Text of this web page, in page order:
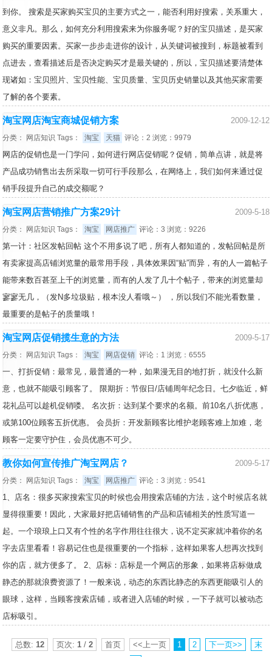
到你。 搜索是买家购买宝贝的主要方式之一，能否利用好搜索，关系重大，
意义非凡。那么，如何充分利用搜索来为你服务呢？好的宝贝描述，是买家
购买的重要因素。买家一步步走进你的设计，从关键词被搜到，标题被看到
点进去，查看描述后是否决定购买才是最关键的，所以，宝贝描述要清楚体
现诸如：宝贝照片、宝贝性能、宝贝质量、宝贝历史销量以及其他买家需要
了解的各个要素。
2009-12-12
淘宝网店淘宝商城促销方案
分类： 网店知识 Tags： 淘宝 天猫 评论：2 浏览：9979
网店的促销也是一门学问，如何进行网店促销呢？促销，简单点讲，就是将
产品成功销售出去所采取一切可行手段那么，在网络上，我们如何来通过促
销手段提升自己的成交额呢？
2009-5-18
淘宝网店营销推广方案29计
分类： 网店知识 Tags： 淘宝 网店推广 评论：3 浏览：9226
第一计：社区发帖回帖 这个不用多说了吧，所有人都知道的，发帖回帖是所
有卖家提高店铺浏览量的最常用手段，具体效果因“贴”而异，有的人一篇帖子
能带来数百甚至上千的浏览量，而有的人发了几十个帖子，带来的浏览量却
寥寥无几，（发N多垃圾贴，根本没人看哦～） ，所以我们不能光看数量，
最重要的是帖子的质量哦！
2009-5-17
淘宝网店促销揽生意的方法
分类： 网店知识 Tags： 淘宝 网店促销 评论：1 浏览：6555
一、打折促销：最常见，最普通的一种，如果漫无目的地打折，就没什么新
意，也就不能吸引顾客了。 限期折：节假日/店铺周年纪念日。七夕临近，鲜
花礼品可以趁机促销喽。 名次折：达到某个要求的名额。前10名八折优惠，
或第100位顾客五折优惠。 会员折：开发新顾客比维护老顾客难上加难，老
顾客一定要守护住，会员优惠不可少。
2009-5-17
教你如何宣传推广淘宝网店？
分类： 网店知识 Tags： 淘宝 网店推广 评论：3 浏览：9541
1、店名：很多买家搜索宝贝的时候也会用搜索店铺的方法，这个时候店名就
显得很重要！因此，大家最好把店铺销售的产品和店铺相关的性质写道一
起。一个琅琅上口又有个性的名字作用往往很大，说不定买家就冲着你的名
字去店里看看！容易记住也是很重要的一个指标，这样如果客人想再次找到
你的店，就方便多了。 2、店标：店标是一个网店的形象，如果将店标做成
静态的那就浪费资源了！一般来说，动态的东西比静态的东西更能吸引人的
眼球，这样，当顾客搜索店铺，或者进入店铺的时候，一下子就可以被动态
店标吸引。
总数: 12 页次: 1/ 2 首页 <<上一页 1 2 下一页>> 末